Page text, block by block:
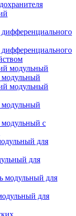
модульный
модульный
модульный с
для
для